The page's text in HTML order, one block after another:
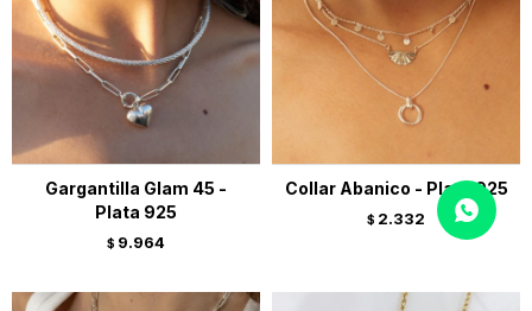
Gargantilla Glam 45 -
Plata 925
$ 9.964
Collar Abanico - Plata 925
$ 2.332